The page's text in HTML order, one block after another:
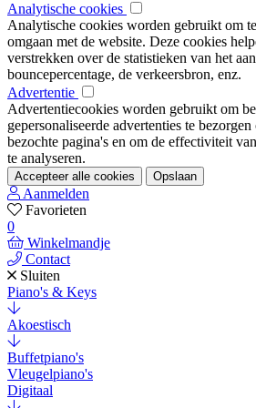
Analytische cookies
Analytische cookies worden gebruikt om
omgaan met de website. Deze cookies
verstrekken over de statistieken van het
bouncepercentage, de verkeersbron, enz.
Advertentie
Advertentiecookies worden gebruikt om
gepersonaliseerde advertenties te
bezochte pagina's en om de effectiviteit
te analyseren.
Accepteer alle cookies Opslaan
Aanmelden
Favorieten
0
Winkelmandje
Contact
Sluiten
Piano's & Keys
Akoestisch
Buffetpiano's
Vleugelpiano's
Digitaal